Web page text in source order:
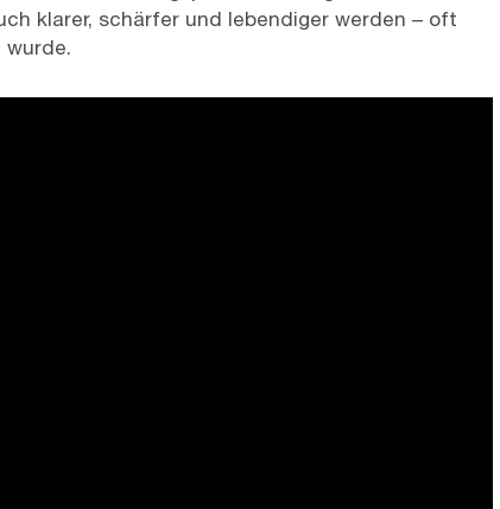
klarer, schärfer und lebendiger werden – oft
wurde.